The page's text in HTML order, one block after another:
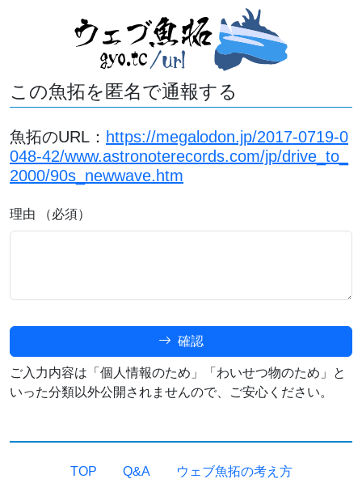
この魚拓を匿名で通報する
魚拓のURL： https://megalodon.jp/2017-0719-0
048-42/www.astronoterecords.com/jp/drive_to_
2000/90s_newwave.htm
理由 （必須）
確認
ご入力内容は「個人情報のため」「わいせつ物のため」と
いった分類以外公開されませんので、ご安心ください。
TOP Q&A ウェブ魚拓の考え方